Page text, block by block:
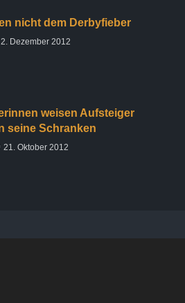
nicht dem Derbyfieber
2. Dezember 2012
weisen Aufsteiger
seine Schranken
21. Oktober 2012